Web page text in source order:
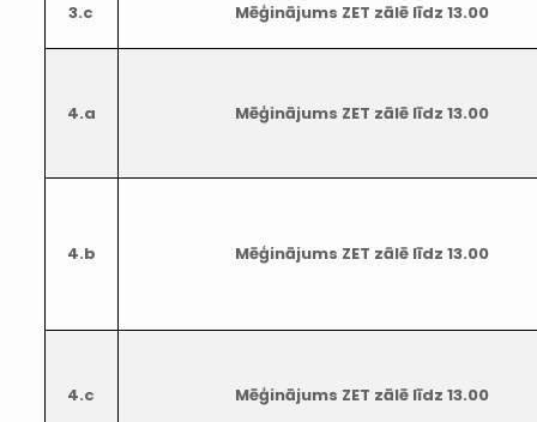
3.c Mēģinājums ZET zālē līdz 13.00
4.a Mēģinājums ZET zālē līdz 13.00
4.b Mēģinājums ZET zālē līdz 13.00
4.c Mēģinājums ZET zālē līdz 13.00